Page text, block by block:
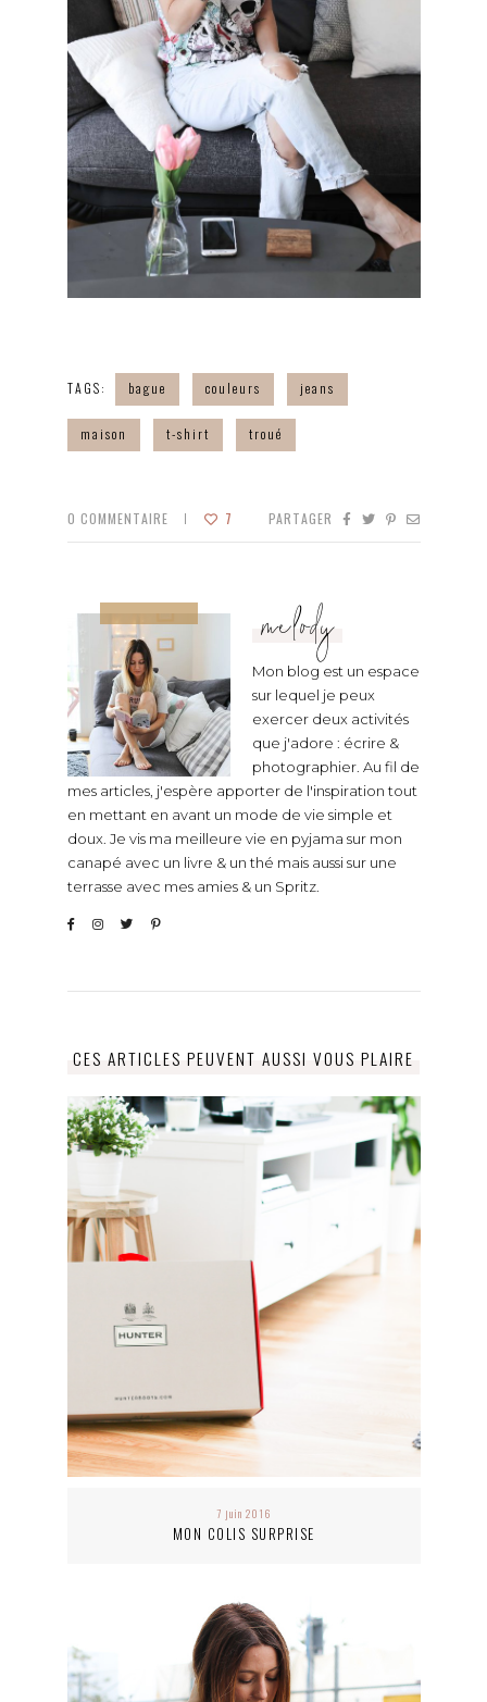
TAGS: bague couleurs jeans
maison t-shirt troué
0 COMMENTAIRE 7 PARTAGER
melody
Mon blog est un espace
sur lequel je peux
exercer deux activités
que j'adore : écrire &
photographier. Au fil de
mes articles, j'espère apporter de l'inspiration tout
en mettant en avant un mode de vie simple et
doux. Je vis ma meilleure vie en pyjama sur mon
canapé avec un livre & un thé mais aussi sur une
terrasse avec mes amies & un Spritz.
CES ARTICLES PEUVENT AUSSI VOUS PLAIRE
7 juin 2016
MON COLIS SURPRISE